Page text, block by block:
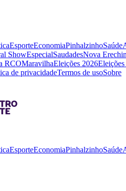
EsporteEconomiaPinhalzinhoSaúde
ShowEspecialSaudadesNova
RCOMaravilhaEleições 2026
de privacidadeTermos de usoSobre
EsporteEconomiaPinhalzinhoSaúde